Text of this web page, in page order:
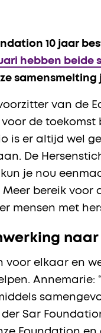
10 jaar
hebben
van de
de
is er altijd wel
De
je nou
bereik
mensen met
naar
voor elkaar en
Sar